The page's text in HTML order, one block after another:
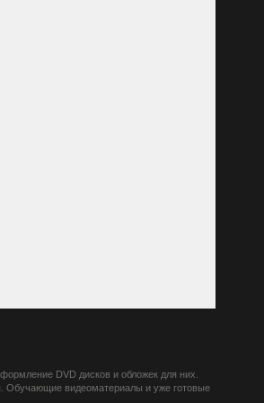
DVD дисков и обложек для них.
Обучающие видеоматериалы и уже готовые